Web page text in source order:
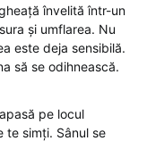
învelită într-un
și umflarea. Nu
este deja sensibilă.
să se odihnească.
pe locul
te simți. Sânul se